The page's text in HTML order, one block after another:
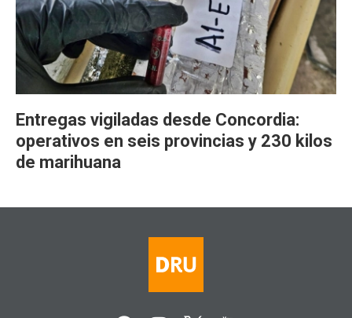
Entregas vigiladas desde Concordia:
operativos en seis provincias y 230 kilos
de marihuana